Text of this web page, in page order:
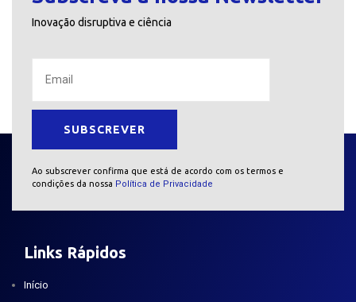
Inovação disruptiva e ciência
Ao subscrever confirma que está de acordo com os termos e
condições da nossa Política de Privacidade
Links Rápidos
Início